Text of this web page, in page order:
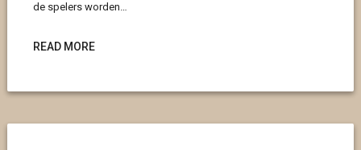
de spelers worden…
READ MORE